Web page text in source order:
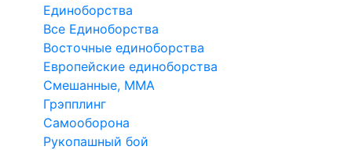
Единоборства
Все Единоборства
Восточные единоборства
Европейские единоборства
Смешанные, ММА
Грэпплинг
Самооборона
Рукопашный бой